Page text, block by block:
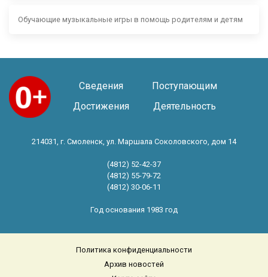
Обучающие музыкальные игры в помощь родителям и детям
Сведения
Поступающим
Достижения
Деятельность
214031, г. Смоленск, ул. Маршала Соколовского, дом 14
(4812) 52-42-37
(4812) 55-79-72
(4812) 30-06-11
Год основания 1983 год
Политика конфиденциальности
Архив новостей